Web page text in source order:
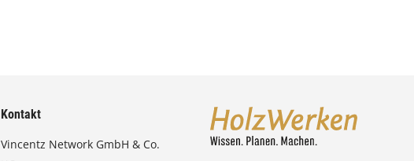
Kontakt
Vincentz Network GmbH & Co.